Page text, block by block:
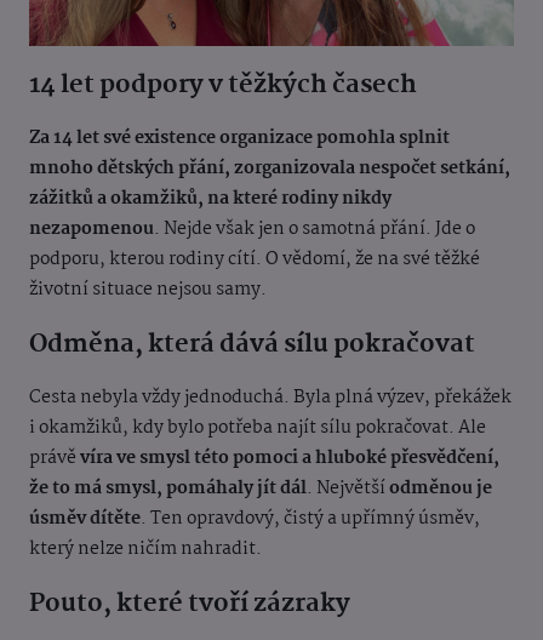
14 let podpory v těžkých časech
Za 14 let své existence organizace pomohla splnit
mnoho dětských přání, zorganizovala nespočet setkání,
zážitků a okamžiků, na které rodiny nikdy
nezapomenou. Nejde však jen o samotná přání. Jde o
podporu, kterou rodiny cítí. O vědomí, že na své těžké
životní situace nejsou samy.
Odměna, která dává sílu pokračovat
Cesta nebyla vždy jednoduchá. Byla plná výzev, překážek
i okamžiků, kdy bylo potřeba najít sílu pokračovat. Ale
právěvíra ve smysl této pomoci a hluboké přesvědčení,
že to má smysl, pomáhaly jít dál. Největšíodměnou je
úsměv dítěte. Ten opravdový, čistý a upřímný úsměv,
který nelze ničím nahradit.
Pouto, které tvoří zázraky